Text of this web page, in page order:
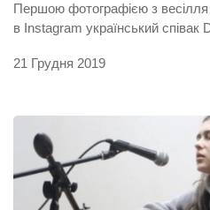
Першою фотографією з весілля
в Instagram український співак
21 Грудня 2019